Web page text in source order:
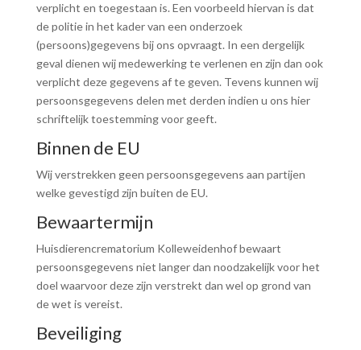
verplicht en toegestaan is. Een voorbeeld hiervan is dat
de politie in het kader van een onderzoek
(persoons)gegevens bij ons opvraagt. In een dergelijk
geval dienen wij medewerking te verlenen en zijn dan ook
verplicht deze gegevens af te geven. Tevens kunnen wij
persoonsgegevens delen met derden indien u ons hier
schriftelijk toestemming voor geeft.
Binnen de EU
Wij verstrekken geen persoonsgegevens aan partijen
welke gevestigd zijn buiten de EU.
Bewaartermijn
Huisdierencrematorium Kolleweidenhof bewaart
persoonsgegevens niet langer dan noodzakelijk voor het
doel waarvoor deze zijn verstrekt dan wel op grond van
de wet is vereist.
Beveiliging